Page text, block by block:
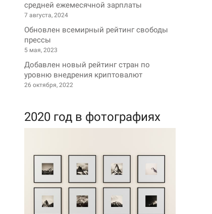
средней ежемесячной зарплаты
7 августа, 2024
Обновлен всемирный рейтинг свободы
прессы
5 мая, 2023
Добавлен новый рейтинг стран по
уровню внедрения криптовалют
26 октября, 2022
2020 год в фотографиях